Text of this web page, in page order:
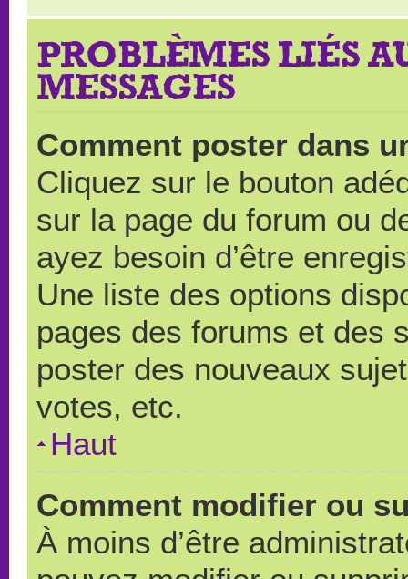
PROBLÈMES LIÉS
MESSAGES
Comment poster dans
Cliquez sur le bouton
sur la page du forum ou
ayez besoin d’être
Une liste des options
pages des forums et des
poster des nouveaux
votes, etc.
Haut
Comment modifier ou
À moins d’être